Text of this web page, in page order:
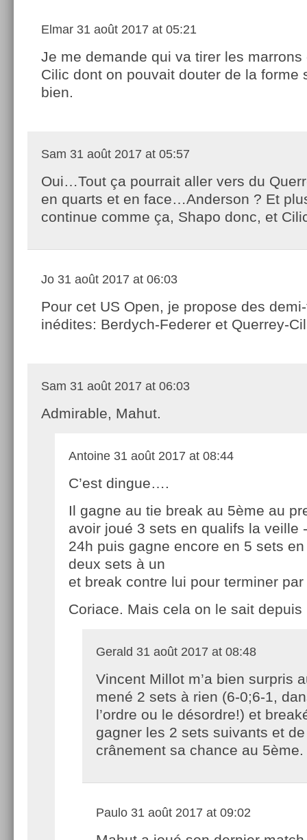
Elmar 31 août 2017 at 05:21
Je me demande qui va tirer les marrons
Cilic dont on pouvait douter de la forme
bien.
Sam 31 août 2017 at 05:57
Oui…Tout ça pourrait aller vers du
en quarts et en face…Anderson ? Et
continue comme ça, Shapo donc, et
Jo 31 août 2017 at 06:03
Pour cet US Open, je propose des
inédites: Berdych-Federer et Querrey-
Sam 31 août 2017 at 06:03
Admirable, Mahut.
Antoine 31 août 2017 at 08:44
C’est dingue….
Il gagne au tie break au 5ème au
avoir joué 3 sets en qualifs la veille
24h puis gagne encore en 5 sets
deux sets à un
et break contre lui pour terminer
Coriace. Mais cela on le sait
Gerald 31 août 2017 at 08:48
Vincent Millot m’a bien surpris
mené 2 sets à rien (6-0;6-1,
l’ordre ou le désordre!) et
gagner les 2 sets suivants et
crânement sa chance au 5ème.
Paulo 31 août 2017 at 09:02